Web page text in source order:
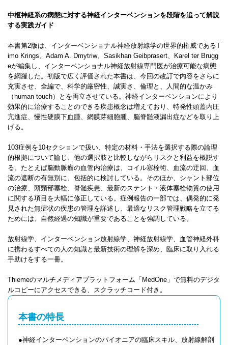
中枢神経系の病態に対する神経インターベンションを段階を追って解説
する実践ガイド
本書第2版は、インターベンショナル神経放射線学の世界的権威であるT
imo Krings、Adam A. Dmytriw、Sasikhan Geibprasert、Karel ter Brugg
eが編集し、インターベンショナル神経放射線専門医が治療可能な病態
を網羅した。初版で広く評価された本書は、今回の改訂で内容をさらに
充実させ、全編で、科学的厳密性、誠実さ、倫理と、人間的な温かみ
（human touch）とを両立させている。神経インターベンションにより
効果的に治療することのできる疾患概念は増えており、特発性頭蓋内圧
亢進症、慢性硬膜下血腫、網膜芽細胞腫、脳脊髄液漏出症などを取り上
げる。
103症例を10セクションで扱い、特定の材料・手法を選択する際の論理
的根拠について論じ、他の選択肢と比較しながらリスクと利益を概説す
る。たとえば脳動脈瘤の血管内治療は、コイル塞栓術、血流の迂回、血
流の遮断の有無別に、包括的に検討している。そのほか、シャント部位
の治療、頭頸部塞栓、脊髄疾患、最新のステント・液体塞栓物質の使用
に関する項目を大幅に修正している。症例報告の一部では、偶発的に発
見された無症状の疾患の管理を詳述し、最適なリスク管理戦略を立てる
ためには、自然経過の知識が重要であることを強調している。
放射線学、インターベンション放射線学、神経放射線学、血管神経外科
に携わるすべての人の知識と最新技術の理解を深め、臨床に取り入れる
手助けをする一冊。
Thiemeのマルチメディアプラットフォーム「MedOne」で無料のデジタ
ルコピーにアクセスできる、スクラッチコード付き。
本書の特長
●神経インターベンションのパイオニアの臨床スキル、放射線解剖